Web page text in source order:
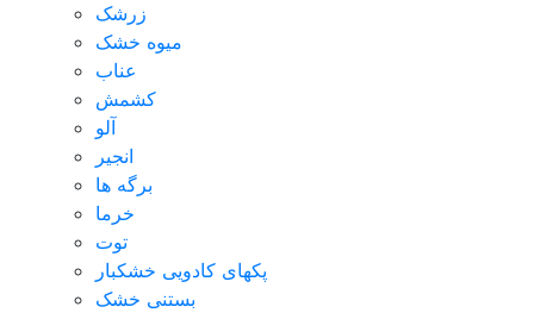
زرشک
میوه خشک
عناب
کشمش
آلو
انجیر
برگه ها
خرما
توت
پکهای کادویی خشکبار
بستنی خشک